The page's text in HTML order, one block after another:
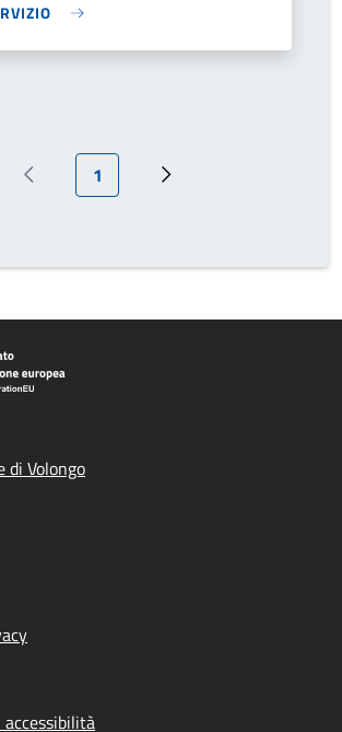
Pagina precedente
Pagina attuale
1 Prossima pagina
di Volongo